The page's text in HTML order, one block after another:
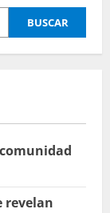
BUSCAR
revelan